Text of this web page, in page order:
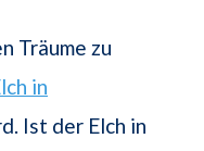
Träume zu
in
Ist der Elch in